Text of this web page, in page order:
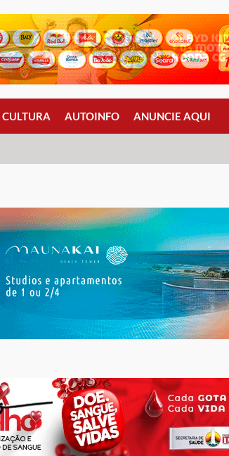
CULTURA AUTOINFO ANUNCIE AQUI